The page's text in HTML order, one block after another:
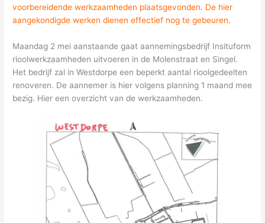
voorbereidende werkzaamheden plaatsgevonden. De hier
aangekondigde werken dienen effectief nog te gebeuren.
Maandag 2 mei aanstaande gaat aannemingsbedrijf Insituform
rioolwerkzaamheden uitvoeren in de Molenstraat en Singel.
Het bedrijf zal in Westdorpe een beperkt aantal rioolgedeelten
renoveren. De aannemer is hier volgens planning 1 maand mee
bezig. Hier een overzicht van de werkzaamheden.